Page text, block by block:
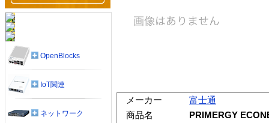
メーカー
富士通
商品名
PRIMERGY
OpenBlocks
IoT関連
ネットワーク